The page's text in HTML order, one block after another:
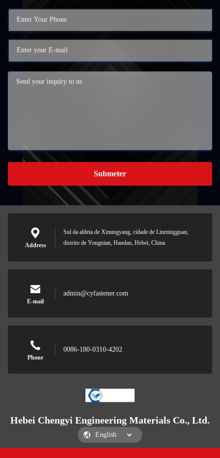
Submeter
Address
Sul da aldeia de Ximingyang, cidade de Linmingguan,
distrito de Yongnian, Handan, Hebei, China
E-mail
admin@cyfastener.com
Phone
0086-180-0310-4202
Hebei Chengyi Engineering Materials Co., Ltd.